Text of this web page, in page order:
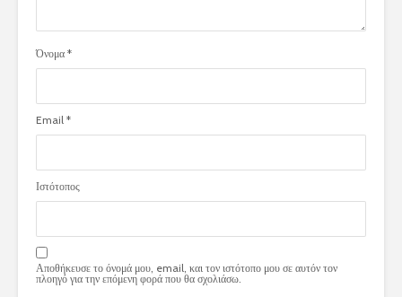
Όνομα *
Email *
Ιστότοπος
Αποθήκευσε το όνομά μου, email, και τον ιστότοπο μου σε αυτόν τον
πλοηγό για την επόμενη φορά που θα σχολιάσω.